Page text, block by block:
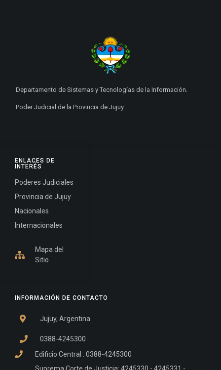
INFORMACIÓN DE CONTACTO
Jujuy, Argentina
0388-4245300
Edificio Central : 0388-4245300
ENLACES DE
INTERÉS
Poderes Judiciales
Provincia de Jujuy
Nacionales
Internacionales
Mapa del
Sitio
Departamento de Sistemas y Tecnologías de la Información.
Poder Judicial de la Provincia de Jujuy